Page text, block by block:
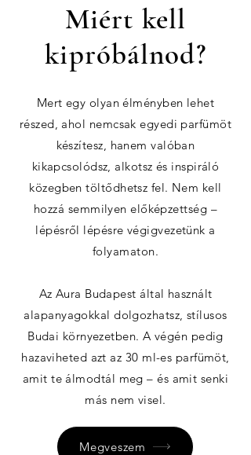
Miért kell
kipróbálnod?
Mert egy olyan élményben lehet
részed, ahol nemcsak egyedi parfümöt
készítesz, hanem valóban
kikapcsolódsz, alkotsz és inspiráló
közegben töltődhetsz fel. Nem kell
hozzá semmilyen előképzettség –
lépésről lépésre végigvezetünk a
folyamaton.
Az Aura Budapest által használt
alapanyagokkal dolgozhatsz, stílusos
Budai környezetben. A végén pedig
hazaviheted azt az 30 ml-es parfümöt,
amit te álmodtál meg – és amit senki
más nem visel.
Megveszem